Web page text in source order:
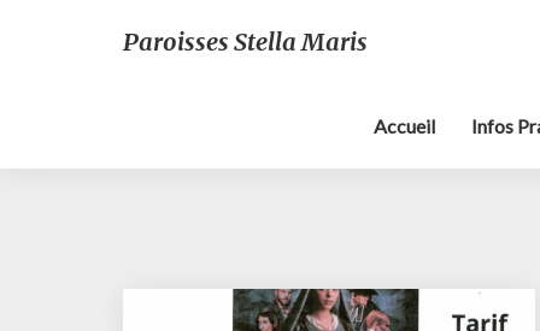
Paroisses Stella Maris
Accueil Infos